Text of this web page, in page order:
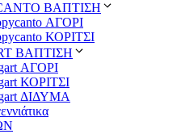
ΒΑΠΤΙΣΗ
ΑΓΟΡΙ
ΚΟΡΙΤΣΙ
ΒΑΠΤΙΣΗ
ΑΓΟΡΙ
ΚΟΡΙΤΣΙ
ΔΙΔΥΜΑ